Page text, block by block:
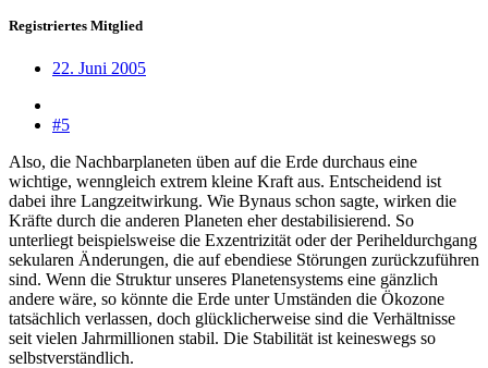
Registriertes Mitglied
22. Juni 2005
#5
Also, die Nachbarplaneten üben auf die Erde durchaus eine
wichtige, wenngleich extrem kleine Kraft aus. Entscheidend ist
dabei ihre Langzeitwirkung. Wie Bynaus schon sagte, wirken die
Kräfte durch die anderen Planeten eher destabilisierend. So
unterliegt beispielsweise die Exzentrizität oder der Periheldurchgang
sekularen Änderungen, die auf ebendiese Störungen zurückzuführen
sind. Wenn die Struktur unseres Planetensystems eine gänzlich
andere wäre, so könnte die Erde unter Umständen die Ökozone
tatsächlich verlassen, doch glücklicherweise sind die Verhältnisse
seit vielen Jahrmillionen stabil. Die Stabilität ist keineswegs so
selbstverständlich.